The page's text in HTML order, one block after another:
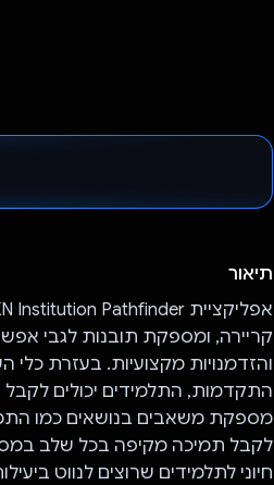
תיאור
קריירה, ומספקת תובנות לגבי
והזדמנויות מקצועיות. בעזרת
התקדמות, התלמידים יכולים
מספקת משאבים בנושאים כמו
לקבל תמיכה מקיפה בכל שלב
חיוני לתלמידים שרוצים לנווט